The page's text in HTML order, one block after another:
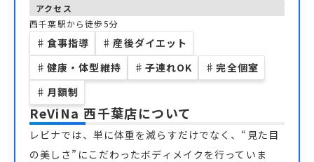
アクセス
西千葉駅から徒歩5分
♯ 食事指導 ♯ 産後ダイエット
♯ 健康・体型維持 ♯ 子連れOK ♯ 完全個室
♯ 月額制
ReViNa 西千葉店について
レビナでは、単に体重を減らすだけでなく、“見た目
の美しさ”にこだわったボディメイクを行っていま